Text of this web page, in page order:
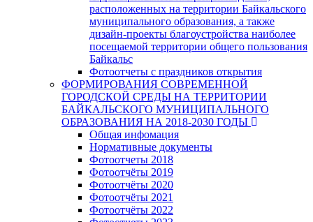
расположенных на территории Байкальского
муниципального образования, а также
дизайн-проекты благоустройства наиболее
посещаемой территории общего пользования
Байкальс
Фотоотчеты с праздников открытия
ФОРМИРОВАНИЯ СОВРЕМЕННОЙ
ГОРОДСКОЙ СРЕДЫ НА ТЕРРИТОРИИ
БАЙКАЛЬСКОГО МУНИЦИПАЛЬНОГО
ОБРАЗОВАНИЯ НА 2018-2030 ГОДЫ
Общая инфомация
Нормативные документы
Фотоотчеты 2018
Фотоотчёты 2019
Фотоотчёты 2020
Фотоотчёты 2021
Фотоотчёты 2022